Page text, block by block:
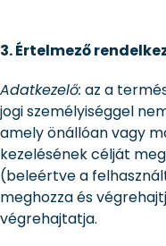
3. Értelmező
Adatkezelő: az a
jogi személyiséggel
amely önállóan vagy
kezelésének célját
(beleértve a
meghozza és
végrehajtatja.